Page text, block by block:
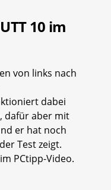
10 im
von links nach
dabei
dafür aber mit
er hat noch
Test zeigt.
PCtipp-Video.